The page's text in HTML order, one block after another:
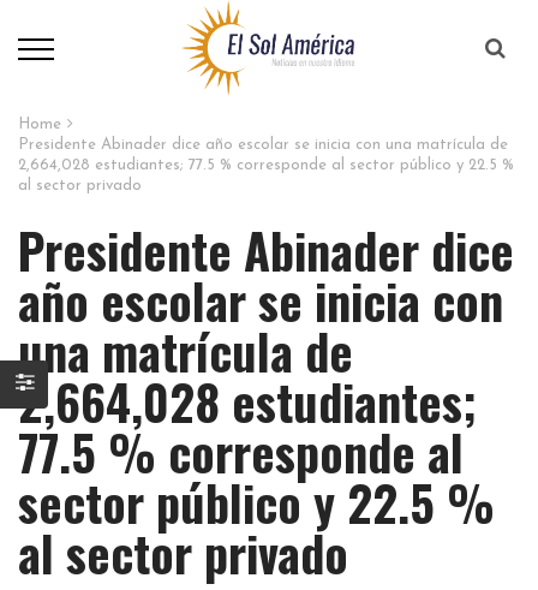
Home
Presidente Abinader dice año escolar se inicia con una matrícula de
2,664,028 estudiantes; 77.5 % corresponde al sector público y 22.5 %
al sector privado
Presidente Abinader dice
año escolar se inicia con
una matrícula de
2,664,028 estudiantes;
77.5 % corresponde al
sector público y 22.5 %
al sector privado